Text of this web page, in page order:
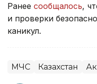
Ранее сообщалось,
и проверки
каникул.
МЧС Казахстан